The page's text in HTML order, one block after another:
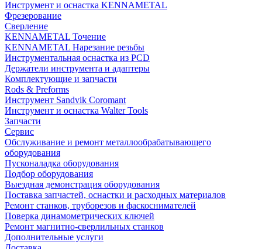
Инструмент и оснастка KENNAMETAL
Фрезерование
Сверление
KENNAMETAL Точение
KENNAMETAL Нарезание резьбы
Инструментальная оснастка из PCD
Держатели инструмента и адаптеры
Комплектующие и запчасти
Rods & Preforms
Инструмент Sandvik Coromant
Инструмент и оснастка Walter Tools
Запчасти
Сервис
Обслуживание и ремонт металлообрабатывающего
оборудования
Пусконаладка оборудования
Подбор оборудования
Выездная демонстрация оборудования
Поставка запчастей, оснастки и расходных материалов
Ремонт станков, труборезов и фаскоснимателей
Поверка динамометрических ключей
Ремонт магнитно-сверлильных станков
Дополнительные услуги